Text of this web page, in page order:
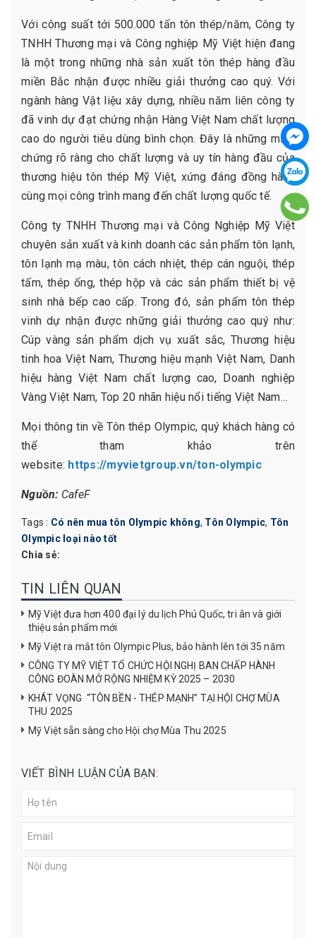
Với công suất tới 500.000 tấn tôn thép/năm, Công ty
TNHH Thương mại và Công nghiệp Mỹ Việt hiện đang
là một trong những nhà sản xuất tôn thép hàng đầu
miền Bắc nhận được nhiều giải thưởng cao quý. Với
ngành hàng Vật liệu xây dựng, nhiều năm liên công ty
đã vinh dự đạt chứng nhận Hàng Việt Nam chất lượng
cao do người tiêu dùng bình chọn. Đây là những minh
chứng rõ ràng cho chất lượng và uy tín hàng đầu của
thương hiệu tôn thép Mỹ Việt, xứng đáng đồng hành
cùng mọi công trình mang đến chất lượng quốc tế.
Công ty TNHH Thương mại và Công Nghiệp Mỹ Việt
chuyên sản xuất và kinh doanh các sản phẩm tôn lạnh,
tôn lạnh mạ màu, tôn cách nhiệt, thép cán nguội, thép
tấm, thép ống, thép hộp và các sản phẩm thiết bị vệ
sinh nhà bếp cao cấp. Trong đó, sản phẩm tôn thép
vinh dự nhận được những giải thưởng cao quý như:
Cúp vàng sản phẩm dịch vụ xuất sắc, Thương hiệu
tinh hoa Việt Nam, Thương hiệu mạnh Việt Nam, Danh
hiệu hàng Việt Nam chất lượng cao, Doanh nghiệp
Vàng Việt Nam, Top 20 nhãn hiệu nổi tiếng Việt Nam…
Mọi thông tin về Tôn thép Olympic, quý khách hàng có
thể tham khảo trên
website: https://myvietgroup.vn/ton-olympic
Nguồn: CafeF
Tags : Có nên mua tôn Olympic không, Tôn Olympic, Tôn
Olympic loại nào tốt
Chia sẻ:
TIN LIÊN QUAN
Mỹ Việt đưa hơn 400 đại lý du lịch Phú Quốc, tri ân và giới
thiệu sản phẩm mới
Mỹ Việt ra mắt tôn Olympic Plus, bảo hành lên tới 35 năm
CÔNG TY MỸ VIỆT TỔ CHỨC HỘI NGHỊ BAN CHẤP HÀNH
CÔNG ĐOÀN MỞ RỘNG NHIỆM KỲ 2025 – 2030
KHÁT VỌNG “TÔN BỀN - THÉP MẠNH” TẠI HỘI CHỢ MÙA
THU 2025
Mỹ Việt sẵn sàng cho Hội chợ Mùa Thu 2025
VIẾT BÌNH LUẬN CỦA BẠN: